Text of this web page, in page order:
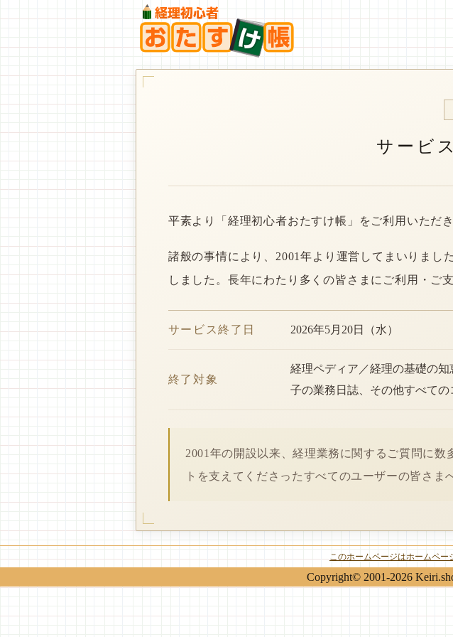
サービ
平素より「経理初心者おたすけ帳」をご利用いただ
諸般の事情により、2001年より運営してまいりまし
しました。長年にわたり多くの皆さまにご利用・ご
サービス終了日 2026年5月20日（水）
終了対象
経理ペディア／経理の基礎の
子の業務日誌、その他すべての
2001年の開設以来、経理業務に関するご質問に
トを支えてくださったすべてのユーザーの皆さま
このホームページはホームペー
Copyright© 2001-2026